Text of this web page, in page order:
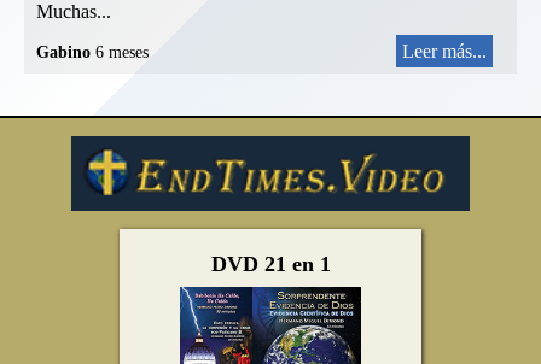
Muchas...
Gabino 6 meses Leer más...
DVD 21 en 1